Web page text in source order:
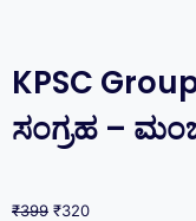
KPSC
ಸಂಗ್ರಹ –
₹399 ₹320